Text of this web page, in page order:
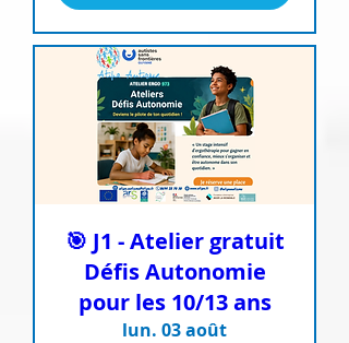
🎯 J1 - Atelier gratuit
Défis Autonomie
pour les 10/13 ans
lun. 03 août